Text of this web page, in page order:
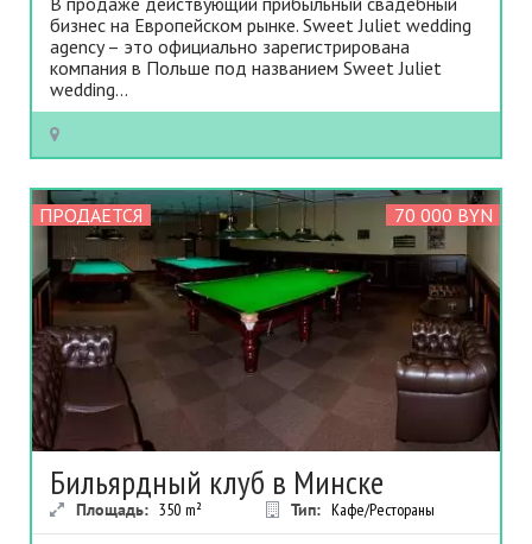
бизнес на Европейском рынке. Sweet Juliet wedding
agency – это официально зарегистрирована
компания в Польше под названием Sweet Juliet
wedding...
ПРОДАЕТСЯ 70 000 BYN
Бильярдный клуб в Минске
Площадь: 350 m² Тип: Кафе/Рестораны